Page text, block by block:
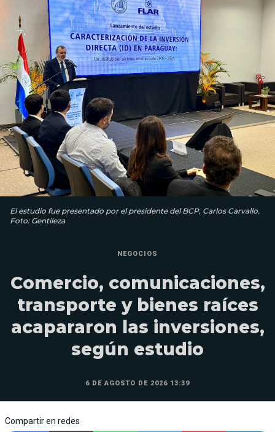
El estudio fue presentado por el presidente del BCP, Carlos Carvallo.
Foto: Gentileza
NEGOCIOS
Comercio, comunicaciones,
transporte y bienes raíces
acapararon las inversiones,
según estudio
6 DE AGOSTO DE 2026 13:39
Compartir en redes